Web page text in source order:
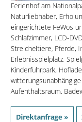
Ferienhof am
Naturliebhaber,
eingerichtete FeWos
Schlafzimmer, LCD-
Streicheltiere, Pferde,
Erlebnisspielplatz,
Kinderfuhrpark,
Aufenthaltsraum,
Direktanfrage »